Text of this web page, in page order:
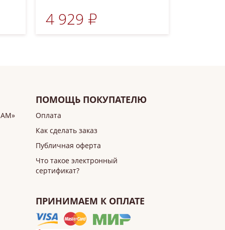
4 929 ₽
ПОМОЩЬ ПОКУПАТЕЛЮ
Оплата
Как сделать заказ
Публичная оферта
Что такое электронный
сертификат?
ПРИНИМАЕМ К ОПЛАТЕ